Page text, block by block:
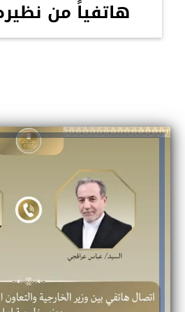
هاتفياً من